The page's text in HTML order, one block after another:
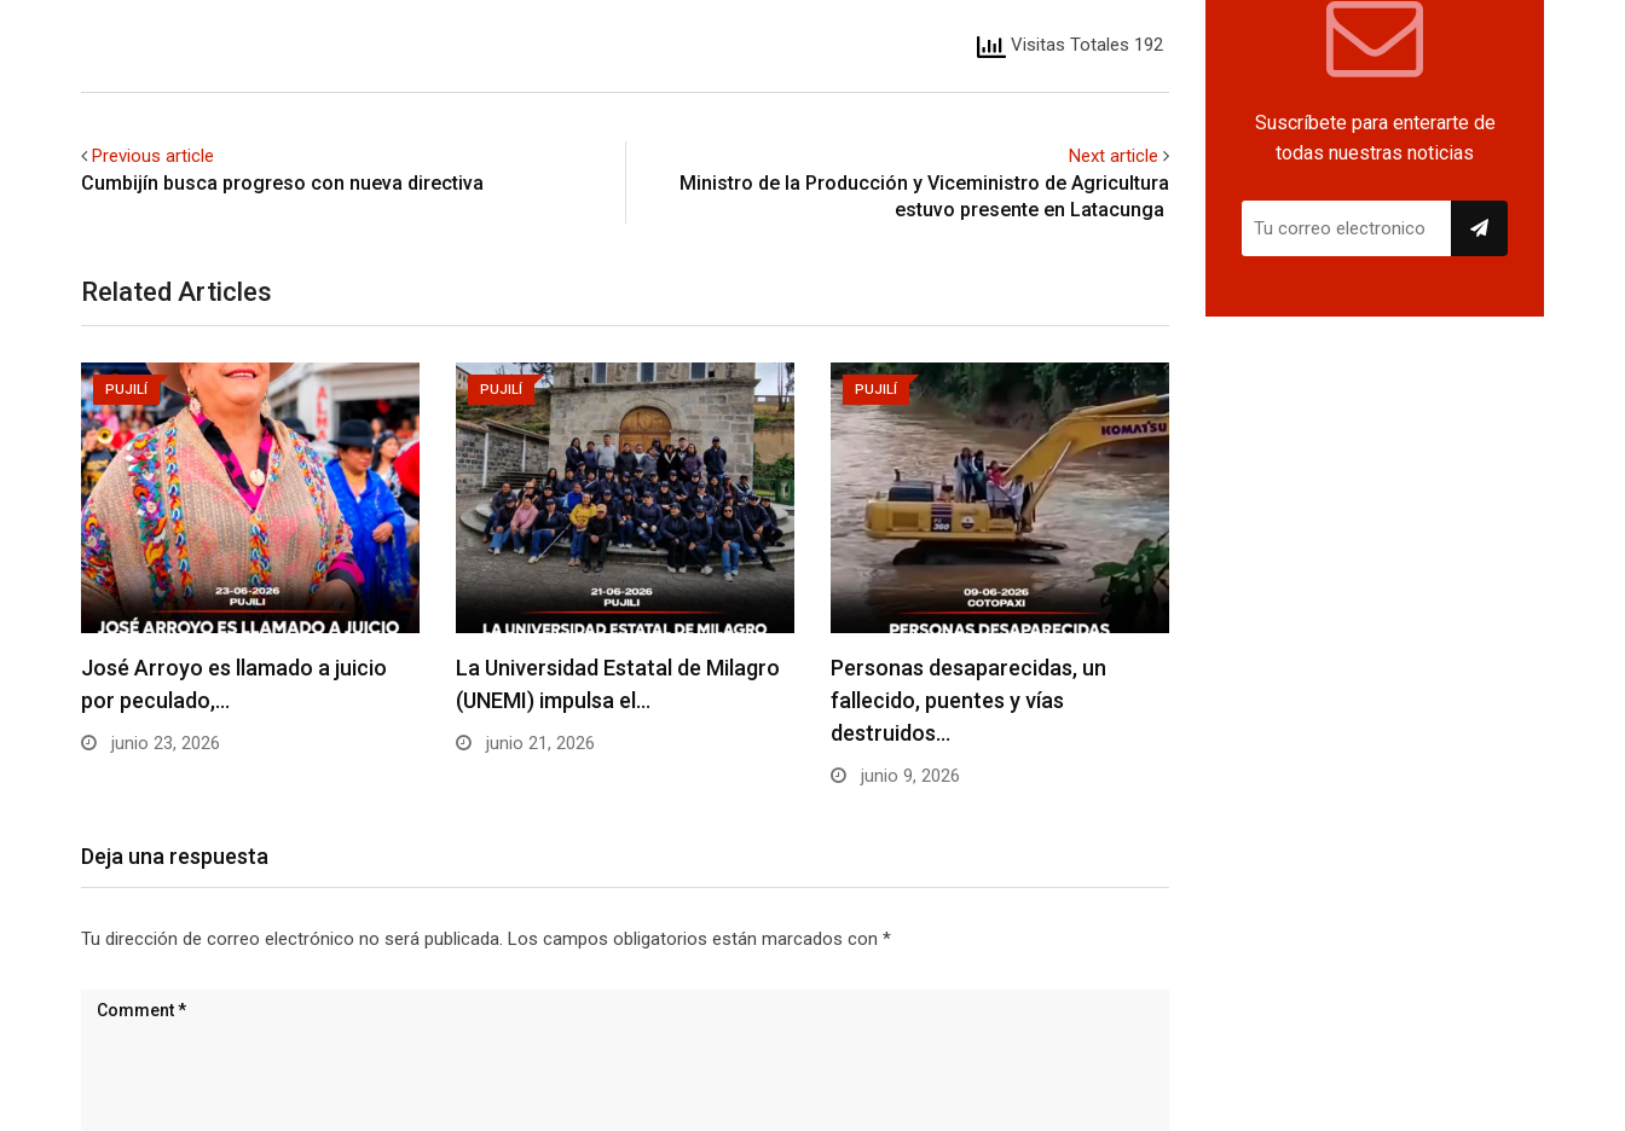
Visitas Totales 192
Previous article
Cumbijín busca progreso con nueva directiva
Next article
Ministro de la Producción y Viceministro de Agricultura
estuvo presente en Latacunga
Related Articles
PUJILÍ
José Arroyo es llamado a juicio
por peculado,…
junio 23, 2026
PUJILÍ
La Universidad Estatal de Milagro
(UNEMI) impulsa el…
junio 21, 2026
PUJILÍ
Personas desaparecidas, un
fallecido, puentes y vías
destruidos…
junio 9, 2026
Deja una respuesta
Tu dirección de correo electrónico no será publicada. Los campos obligatorios están marcados con *
Suscríbete para enterarte de
todas nuestras noticias